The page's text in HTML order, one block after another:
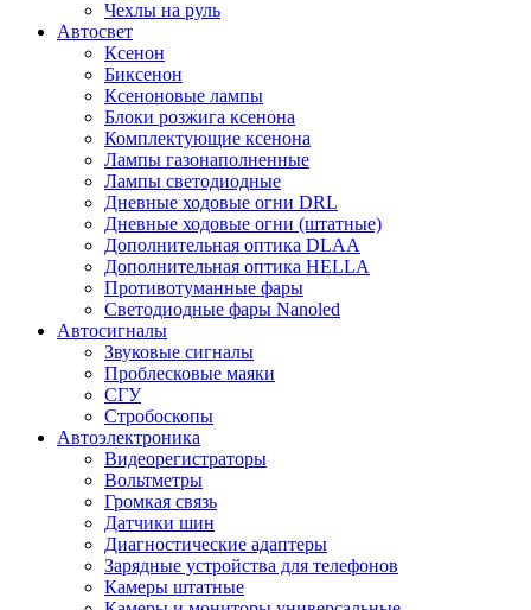
Чехлы на руль
Автосвет
Ксенон
Биксенон
Ксеноновые лампы
Блоки розжига ксенона
Комплектующие ксенона
Лампы газонаполненные
Лампы светодиодные
Дневные ходовые огни DRL
Дневные ходовые огни (штатные)
Дополнительная оптика DLAA
Дополнительная оптика HELLA
Противотуманные фары
Светодиодные фары Nanoled
Автосигналы
Звуковые сигналы
Проблесковые маяки
СГУ
Стробоскопы
Автоэлектроника
Видеорегистраторы
Вольтметры
Громкая связь
Датчики шин
Диагностические адаптеры
Зарядные устройства для телефонов
Камеры штатные